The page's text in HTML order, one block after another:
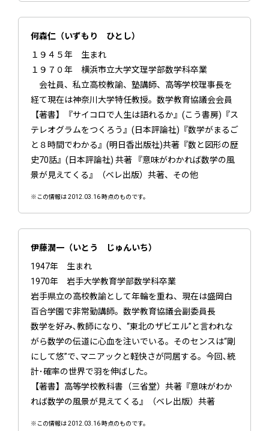
何森仁（いずもり ひとし）
１９４５年 生まれ
１９７０年 横浜市立大学文理学部数学科卒業
会社員、私立高校教諭、塾講師、高等学校理事長を
経て現在は神奈川大学特任教授。数学教育協議会会員
【著書】『サイコロで人生は語れるか』(こう書房)『ス
テレオグラムをつくろう』(日本評論社)『数学がまるご
と８時間でわかる』(明日香出版社)共著『数と図形の歴
史70話』(日本評論社) 共著 『意味がわかれば数学の風
景が見えてくる』（ベレ出版）共著、その他
※この情報は 2012.03.16 時点のものです。
伊藤潤一（いとう じゅんいち）
1947年 生まれ
1970年 岩手大学教育学部数学科卒業
岩手県立の高校教諭として年輪を重ね、現在は盛岡白
百合学園で非常勤講師。数学教育協議会副委員長
数学を好み､教師になり、“東北のザビエル”と言われな
がら数学の伝道に心血を注いでいる。そのセンスは“剛
にして悠”で､マニアックと軽快さが同居する。今回､統
計･確率の世界で羽を伸ばした。
【著書】高等学校教科書（三省堂）共著『意味がわか
れば数学の風景が見えてくる』（ベレ出版）共著
※この情報は 2012.03.16 時点のものです。